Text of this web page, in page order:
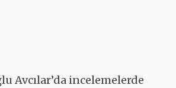
Avcılar’da incelemelerde